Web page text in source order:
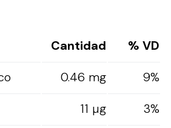
Cantidad
% VD
0.46 mg
9%
11 µg
3%